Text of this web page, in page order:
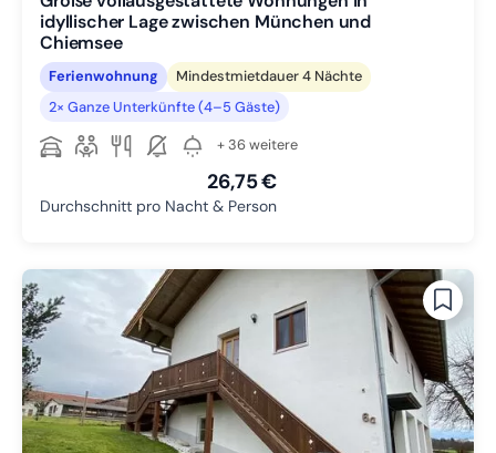
idyllischer Lage zwischen München und
Chiemsee
Ferienwohnung
Mindestmietdauer 4 Nächte
2× Ganze Unterkünfte (4–5 Gäste)
+ 36 weitere
26,75 €
Durchschnitt pro Nacht & Person